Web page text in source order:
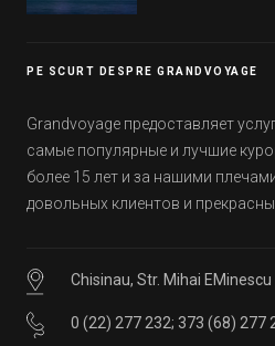
PE SCURT DESPRE GRANDVOYAGE
Grandvoyage предоставляет
самые популярные и лучшие
более 15 лет и за нашими
довольных клиентов и
Chisinau, Str. Mihai EMinescu
0 (22) 277 232; 373 (68) 277